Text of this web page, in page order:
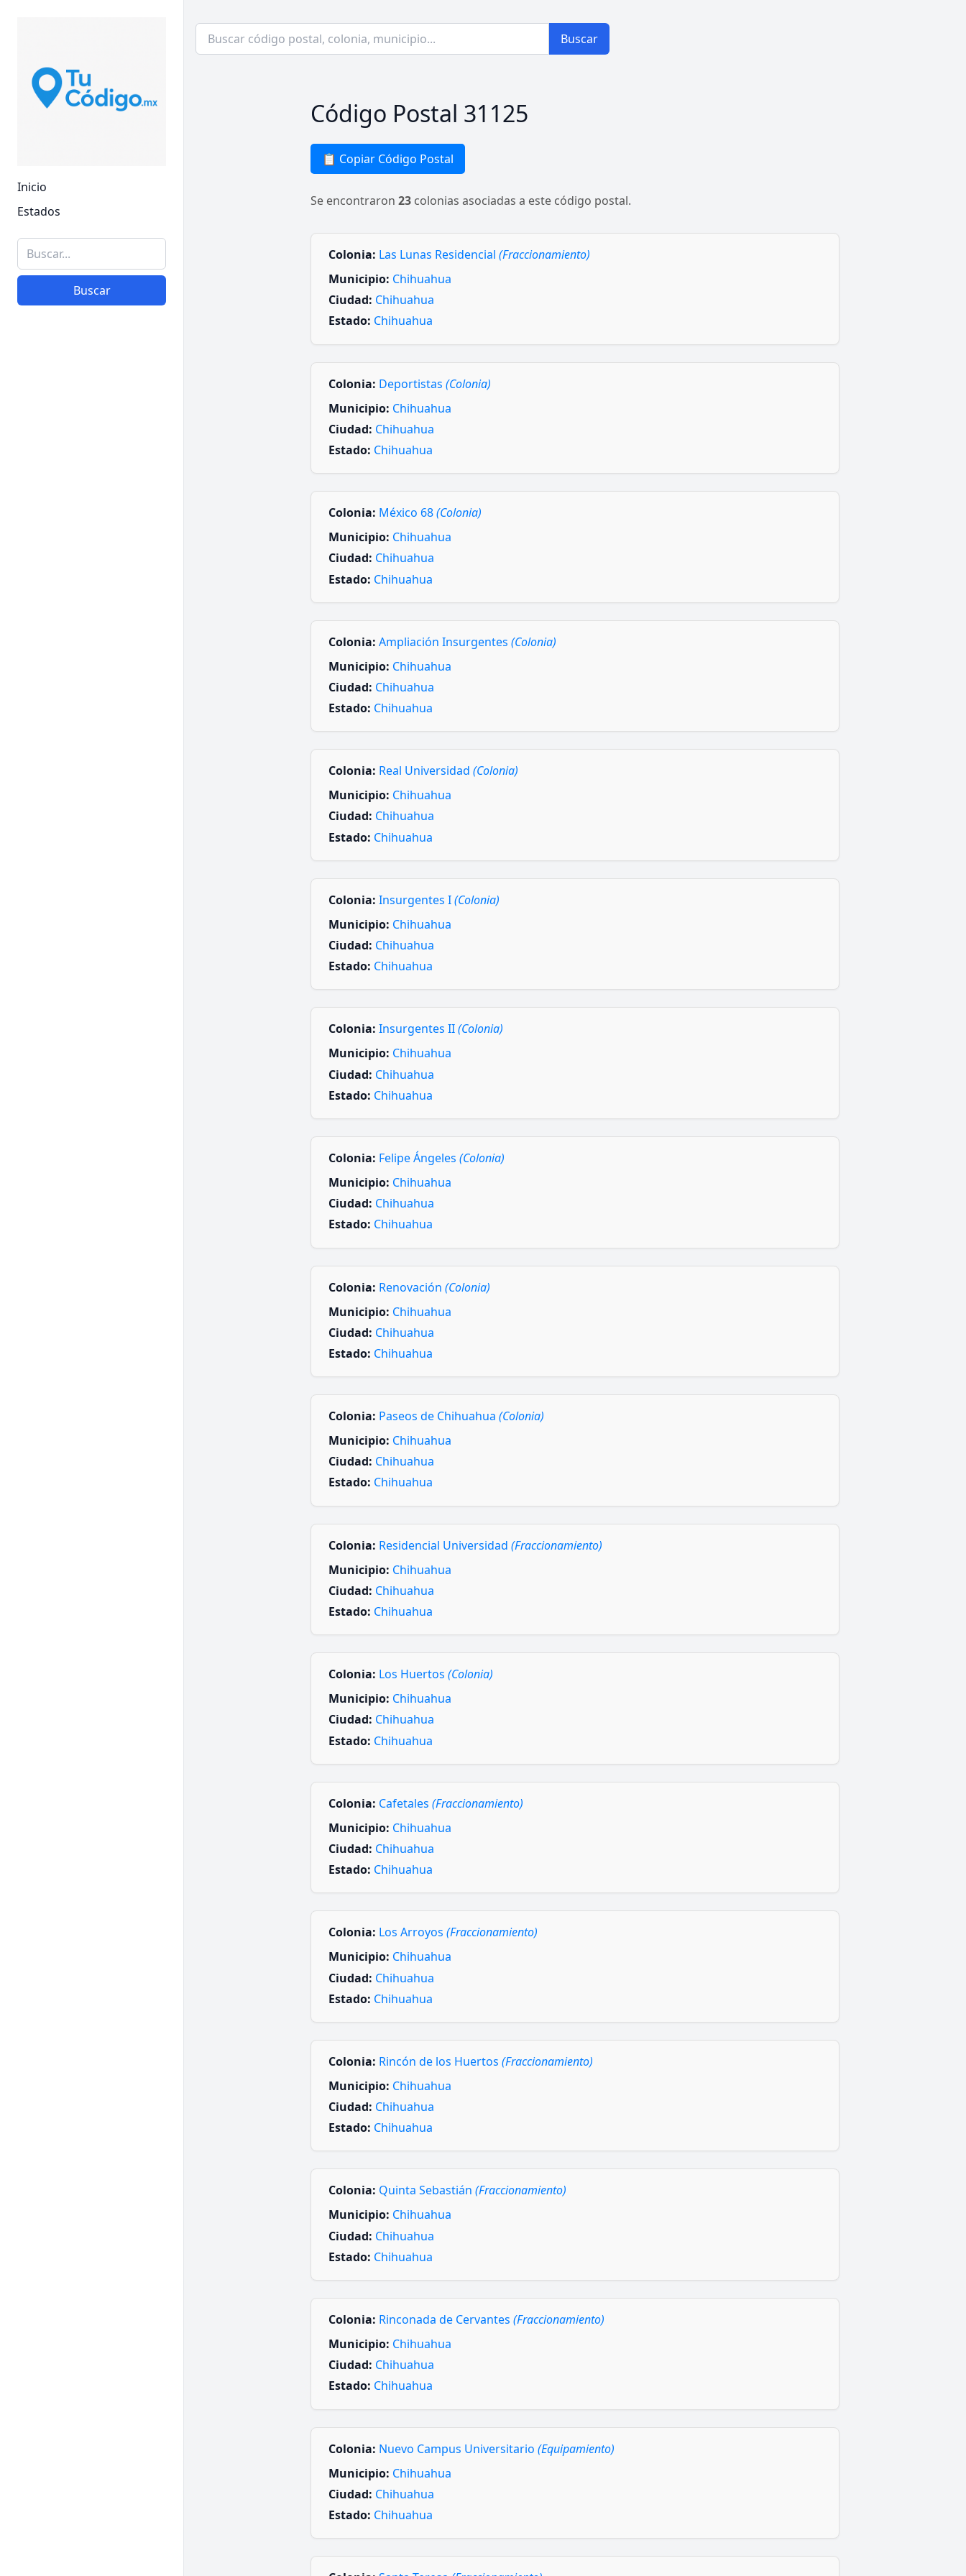
Inicio
Estados
Buscar
Buscar
Código Postal 31125
📋 Copiar Código Postal
Se encontraron 23 colonias asociadas a este código postal.
Colonia: Las Lunas Residencial (Fraccionamiento)
Municipio: Chihuahua
Ciudad: Chihuahua
Estado: Chihuahua
Colonia: Deportistas (Colonia)
Municipio: Chihuahua
Ciudad: Chihuahua
Estado: Chihuahua
Colonia: México 68(Colonia)
Municipio: Chihuahua
Ciudad: Chihuahua
Estado: Chihuahua
Colonia: Ampliación Insurgentes (Colonia)
Municipio: Chihuahua
Ciudad: Chihuahua
Estado: Chihuahua
Colonia: Real Universidad (Colonia)
Municipio: Chihuahua
Ciudad: Chihuahua
Estado: Chihuahua
Colonia: Insurgentes I(Colonia)
Municipio: Chihuahua
Ciudad: Chihuahua
Estado: Chihuahua
Colonia: Insurgentes II(Colonia)
Municipio: Chihuahua
Ciudad: Chihuahua
Estado: Chihuahua
Colonia: Felipe Ángeles (Colonia)
Municipio: Chihuahua
Ciudad: Chihuahua
Estado: Chihuahua
Colonia: Renovación (Colonia)
Municipio: Chihuahua
Ciudad: Chihuahua
Estado: Chihuahua
Colonia: Paseos de Chihuahua (Colonia)
Municipio: Chihuahua
Ciudad: Chihuahua
Estado: Chihuahua
Colonia: Residencial Universidad (Fraccionamiento)
Municipio: Chihuahua
Ciudad: Chihuahua
Estado: Chihuahua
Colonia: Los Huertos (Colonia)
Municipio: Chihuahua
Ciudad: Chihuahua
Estado: Chihuahua
Colonia: Cafetales (Fraccionamiento)
Municipio: Chihuahua
Ciudad: Chihuahua
Estado: Chihuahua
Colonia: Los Arroyos (Fraccionamiento)
Municipio: Chihuahua
Ciudad: Chihuahua
Estado: Chihuahua
Colonia: Rincón de los Huertos (Fraccionamiento)
Municipio: Chihuahua
Ciudad: Chihuahua
Estado: Chihuahua
Colonia: Quinta Sebastián (Fraccionamiento)
Municipio: Chihuahua
Ciudad: Chihuahua
Estado: Chihuahua
Colonia: Rinconada de Cervantes (Fraccionamiento)
Municipio: Chihuahua
Ciudad: Chihuahua
Estado: Chihuahua
Colonia: Nuevo Campus Universitario (Equipamiento)
Municipio: Chihuahua
Ciudad: Chihuahua
Estado: Chihuahua